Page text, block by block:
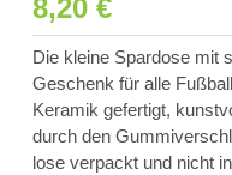
8,20 €
Die kleine Spardose mit
Geschenk für alle
Keramik gefertigt,
durch den
lose verpackt und nicht